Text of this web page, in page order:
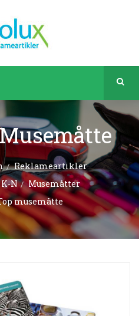
Reklameartikler
N
Musemåtter
musemåtte